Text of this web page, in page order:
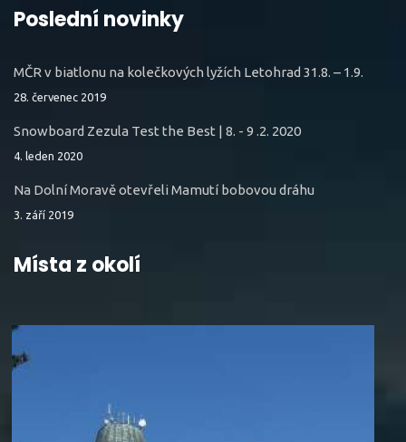
Poslední novinky
MČR v biatlonu na kolečkových lyžích Letohrad 31.8. – 1.9.
28. červenec 2019
Snowboard Zezula Test the Best | 8. - 9 .2. 2020
4. leden 2020
Na Dolní Moravě otevřeli Mamutí bobovou dráhu
3. září 2019
Místa z okolí